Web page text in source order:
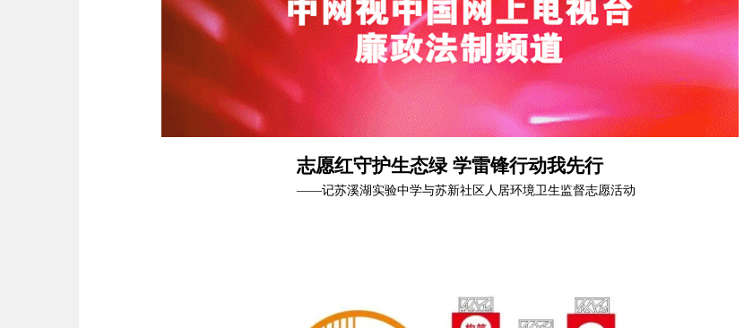
志愿红守护生态绿 学雷锋行动我先行
——记苏溪湖实验中学与苏新社区人居环境卫生监督志愿活动